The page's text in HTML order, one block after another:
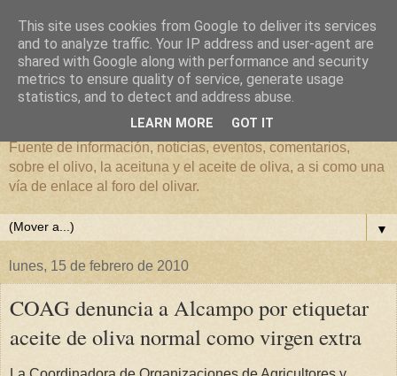
El mundo del Olivar
Fuente de información, noticias, eventos, comentarios,
sobre el olivo, la aceituna y el aceite de oliva, a si como una
vía de enlace al foro del olivar.
▼
lunes, 15 de febrero de 2010
COAG denuncia a Alcampo por etiquetar
aceite de oliva normal como virgen extra
This site uses cookies from Google to deliver its services
and to analyze traffic. Your IP address and user-agent are
shared with Google along with performance and security
metrics to ensure quality of service, generate usage
statistics, and to detect and address abuse.
LEARN MORE GOT IT